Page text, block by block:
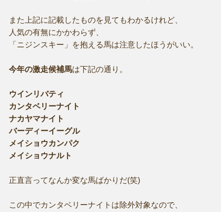
また上記に記載したものを見てもわかるけれど、
人気の有無にかかわらず、
「ニジンスキー」を抱える馬は注意したほうがいい。
今年の激走候補馬は下記の通り。
ウインリバティ
カンタベリーナイト
ナカヤマナイト
バーディーイーグル
メイショウカンパク
メイショウナルト
正直言ってなんか変な馬ばかりだ(笑)
この中でカンタベリーナイトは除外対象なので、